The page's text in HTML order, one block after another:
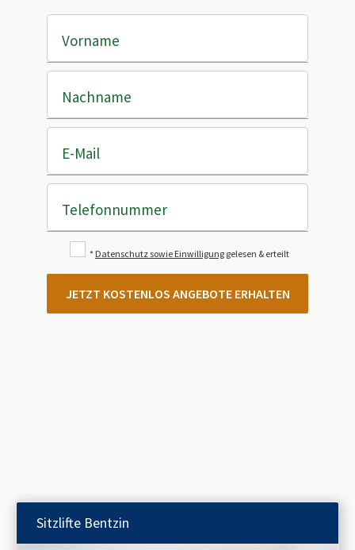
Vorname
Nachname
E-Mail
Telefonnummer
* Datenschutz sowie Einwilligung gelesen & erteilt
JETZT KOSTENLOS ANGEBOTE ERHALTEN
Sitzlifte Bentzin